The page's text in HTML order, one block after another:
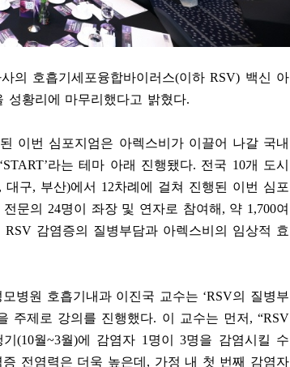
의 호흡기세포융합바이러스(이하RSV) 백신 아
성황리에 마무리했다고 밝혔다.
이번 심포지엄은 아렉스비가 이끌어 나갈 국내
‘START’라는 테마 아래 진행됐다. 전국 10개 도시
, 대구, 부산)에서 12차례에 걸쳐 진행된 이번 심포
문의 24명이 좌장 및 연자로 참여해 , 약 1,700여
RSV 감염증의 질병부담과 아렉스비의 임상적 효
병원 호흡기내과 이진국 교수는 ‘RSV의 질병부
주제로 강의를 진행했다. 이 교수는 먼저 , “RSV
(10월~3월)에 감염자 1명이3명을 감염시킬 수
증 전염력은 더욱 높은데 , 가정 내 첫 번째 감염자